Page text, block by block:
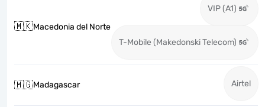
🇲🇰Macedonia del Norte
VIP (A1)
T-Mobile (Makedonski Telecom)
🇲🇬Madagascar Airtel